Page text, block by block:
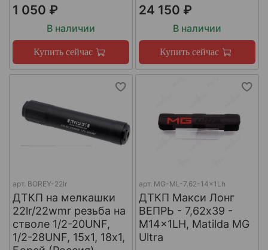
1 050 ₽
В наличии
Купить сейчас
24 150 ₽
В наличии
Купить сейчас
арт. BOREY-22lr
ДТКП на мелкашки
22lr/22wmr резьба на
стволе 1/2-20UNF,
1/2-28UNF, 15х1, 18х1,
арт. MG-ML-7.62-14x1Lh
ДТКП Макси Лонг
ВЕПРЬ - 7,62x39 -
M14x1LH, Matilda MG
Ultra